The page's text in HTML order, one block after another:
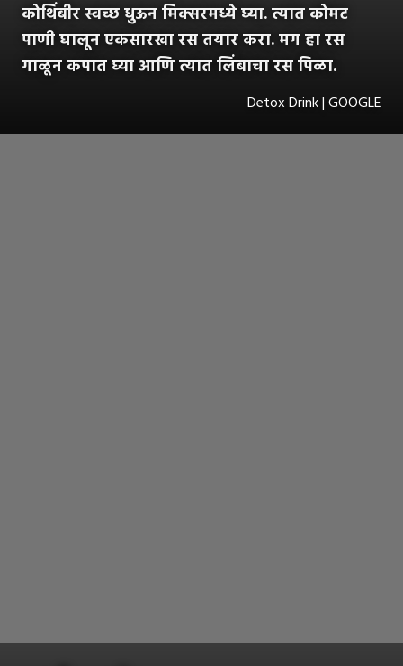
कोथिंबीर स्वच्छ धुऊन मिक्सरमध्ये घ्या. त्यात कोमट
पाणी घालून एकसारखा रस तयार करा. मग हा रस
गाळून कपात घ्या आणि त्यात लिंबाचा रस पिळा.
Detox Drink | GOOGLE